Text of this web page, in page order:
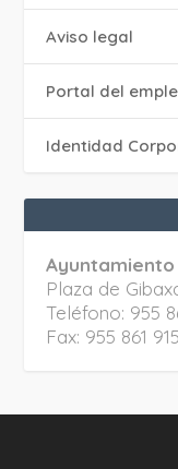
Aviso legal
Portal del
Identidad
Plaza de
Teléfono: 955
Fax: 955 861 915